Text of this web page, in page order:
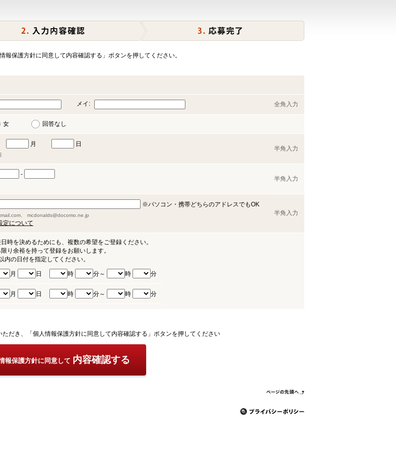
報保護方針に同意して内容確認する」ボタンを押してください。
メイ: 全角入力
女 回答なし
月 日
半角入力
-
半角入力
※パソコン・携帯どちらのアドレスでもOK
、 mcdonalds@docomo.ne.jp
定について
半角入力
時を決めるためにも、複数の希望をご登録ください。
り余裕を持って登録をお願いします。
の日付を指定してください。
月 日 時 分～ 時 分
月 日 時 分～ 時 分
ただき、「個人情報保護方針に同意して内容確認する」ボタンを押してください
報保護方針に同意して 内容確認する